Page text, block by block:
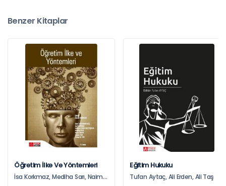
Benzer Kitaplar
Öğretim İlke Ve Yöntemleri
İsa Korkmaz, Mediha Sarı, Naim
Eğitim Hukuku
Tufan Aytaç, Ali Erden, Ali Taş